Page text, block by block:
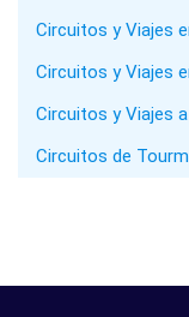
Circuitos y Viajes
Circuitos y Viajes
Circuitos y Viajes
Circuitos de